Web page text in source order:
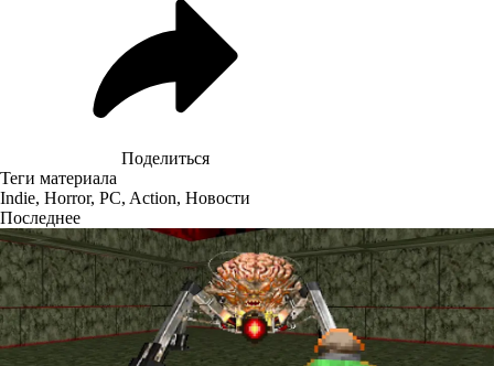
Поделиться
Теги материала
Indie, Horror, PC, Action, Новости
Последнее